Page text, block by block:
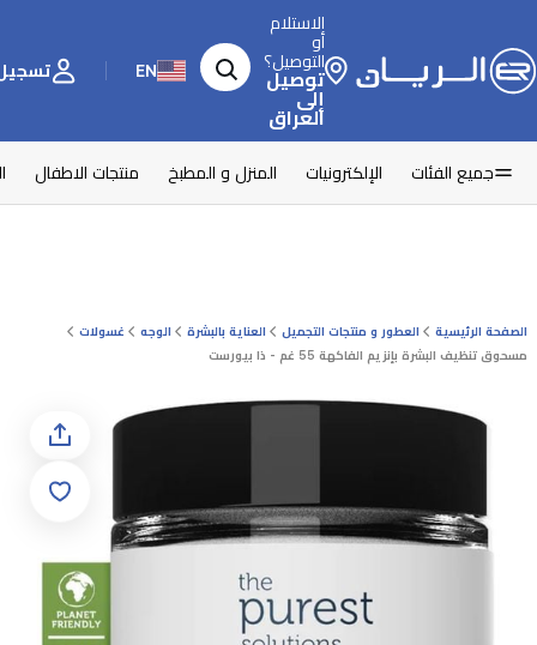
الاستلام
أو
التوصيل؟
توصيل
إلى
العراق
EN تسجيل
جميع الفئات الإلكترونيات المنزل و المطبخ منتجات الاطفال
الصفحة الرئيسية العطور و منتجات التجميل العناية بالبشرة الوجه
غسولات
مسحوق تنظيف البشرة بإنزيم الفاكهة 55 غم - ذا بيورست